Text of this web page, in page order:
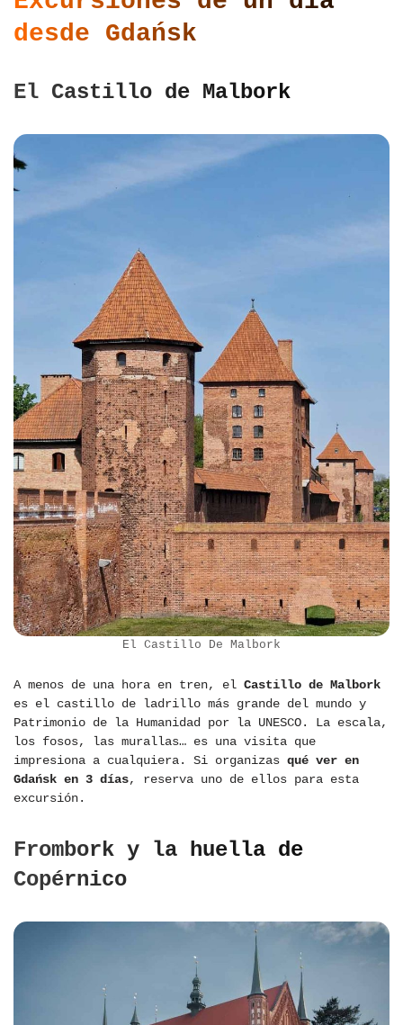
desde Gdańsk
El Castillo de Malbork
El Castillo De Malbork
A menos de una hora en tren, el Castillo de Malbork
es el castillo de ladrillo más grande del mundo y
Patrimonio de la Humanidad por la UNESCO. La escala,
los fosos, las murallas… es una visita que
impresiona a cualquiera. Si organizas qué ver en
Gdańsk en 3 días, reserva uno de ellos para esta
excursión.
Frombork y la huella de
Copérnico